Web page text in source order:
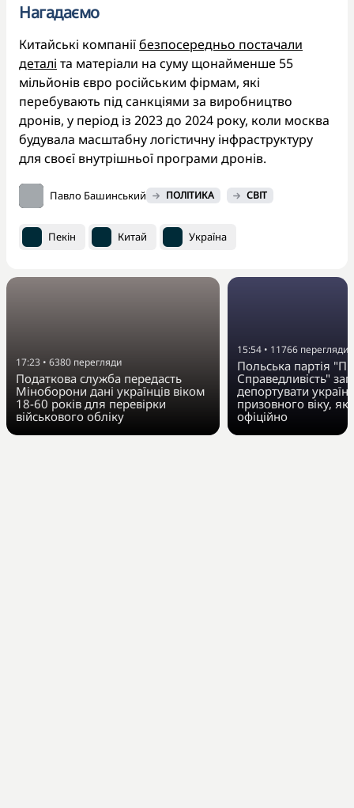
Нагадаємо
Китайські компаніїбезпосередньо постачали
деталі та матеріали на суму щонайменше 55
мільйонів євро російським фірмам, які
перебувають під санкціями за виробництво
дронів, у період із 2023 до 2024 року, коли москва
будувала масштабну логістичну інфраструктуру
для своєї внутрішньої програми дронів.
Павло Башинський ПОЛІТИКА СВІТ
Пекін Китай Україна
17:23 • 6380 перегляди
Податкова служба передасть
Міноборони дані українців віком
18-60 років для перевірки
військового обліку
15:54 • 11766 перегляди
Польська партія
Справедливість"
депортувати
призовного віку,
офіційно